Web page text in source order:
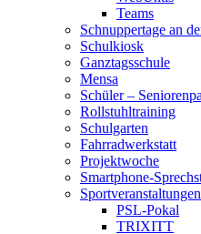
Teams
Schnuppertage an
Schulkiosk
Ganztagsschule
Mensa
Schüler –
Rollstuhltraining
Schulgarten
Fahrradwerkstatt
Projektwoche
Smartphone-
Sportveranstaltungen
PSL-Pokal
TRIXITT